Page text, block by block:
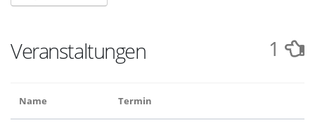
Veranstaltungen 1
Name Termin